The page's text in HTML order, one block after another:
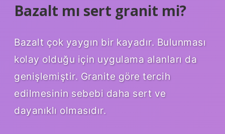
Bazalt mı sert granit mi?
Bazalt çok yaygın bir kayadır. Bulunması
kolay olduğu için uygulama alanları da
genişlemiştir. Granite göre tercih
edilmesinin sebebi daha sert ve
dayanıklı olmasıdır.